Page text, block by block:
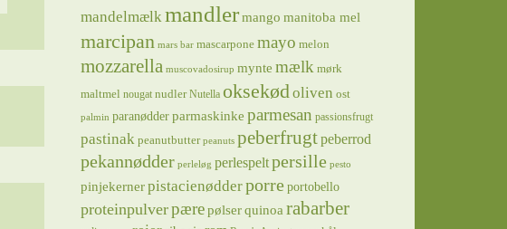
mandelmælkmandler mango manitoba mel
marcipan mars bar mascarpone mayo melon
mozzarella muscovadosirup mynte mælk mørk
maltmel nougat nudler Nutella oksekødoliven ost
palmin paranødder parmaskinke parmesan passionsfrugt
pastinak peanutbutter peanuts peberfrugtpeberrod
pekannødder perleløg perlespelt persille pesto
pinjekerner pistacienødderporre portobello
proteinpulverpære pølser quinoa rabarber